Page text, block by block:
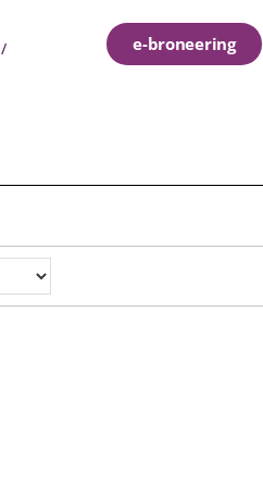
e-broneering